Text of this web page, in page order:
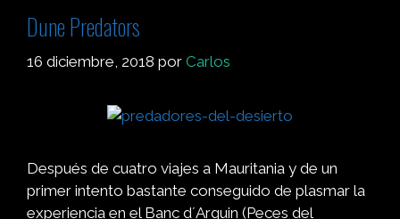
Dune Predators
16 diciembre, 2018 por Carlos
Después de cuatro viajes a Mauritania y de un
primer intento bastante conseguido de plasmar la
experiencia en el Banc d´Arguin (Peces del